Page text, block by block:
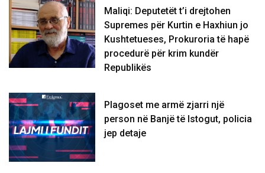
Maliqi: Deputetët t’i drejtohen
Supremes për Kurtin e Haxhiun jo
Kushtetueses, Prokuroria të hapë
procedurë për krim kundër
Republikës
Plagoset me armë zjarri një
person në Banjë të Istogut, policia
jep detaje